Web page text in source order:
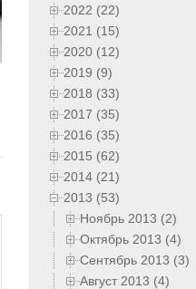
2022 (22)
2021 (15)
2020 (12)
2019 (9)
2018 (33)
2017 (35)
2016 (35)
2015 (62)
2014 (21)
2013 (53)
Ноябрь 2013 (2)
Октябрь 2013 (4)
Сентябрь 2013 (3)
Август 2013 (4)